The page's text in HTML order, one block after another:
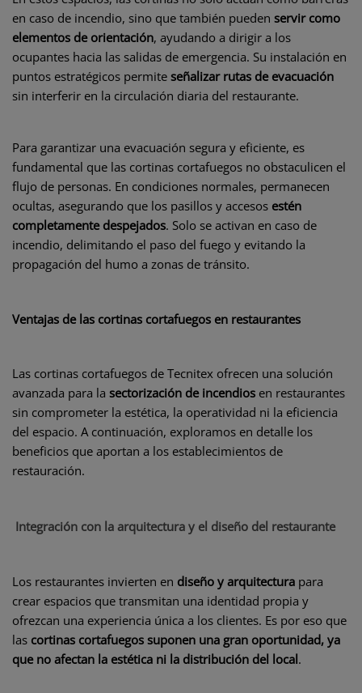
en caso de incendio, sino que también pueden servir como
elementos de orientación, ayudando a dirigir a los
ocupantes hacia las salidas de emergencia. Su instalación en
puntos estratégicos permite señalizar rutas de evacuación
sin interferir en la circulación diaria del restaurante.
Para garantizar una evacuación segura y eficiente, es
fundamental que las cortinas cortafuegos no obstaculicen el
flujo de personas. En condiciones normales, permanecen
ocultas, asegurando que los pasillos y accesos estén
completamente despejados. Solo se activan en caso de
incendio, delimitando el paso del fuego y evitando la
propagación del humo a zonas de tránsito.
Ventajas de las cortinas cortafuegos en restaurantes
Las cortinas cortafuegos de Tecnitex ofrecen una solución
avanzada para la sectorización de incendios en restaurantes
sin comprometer la estética, la operatividad ni la eficiencia
del espacio. A continuación, exploramos en detalle los
beneficios que aportan a los establecimientos de
restauración.
Integración con la arquitectura y el diseño del restaurante
Los restaurantes invierten en diseño y arquitectura para
crear espacios que transmitan una identidad propia y
ofrezcan una experiencia única a los clientes. Es por eso que
las cortinas cortafuegos suponen una gran oportunidad, ya
que no afectan la estética ni la distribución del local.